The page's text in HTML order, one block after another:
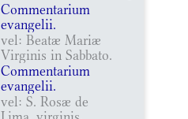
Commentarium
evangelii.
vel: Beatæ Mariæ
Virginis in Sabbato.
Commentarium
evangelii.
vel: S. Rosæ de